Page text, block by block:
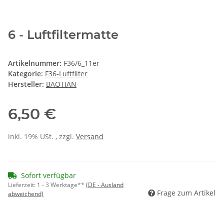
6 - Luftfiltermatte
Artikelnummer: F36/6_11er
Kategorie: F36-Luftfilter
Hersteller: BAOTIAN
6,50 €
inkl. 19% USt. , zzgl. Versand
Sofort verfügbar
Lieferzeit: 1 - 3 Werktage** (DE - Ausland
abweichend)
Frage zum Artikel